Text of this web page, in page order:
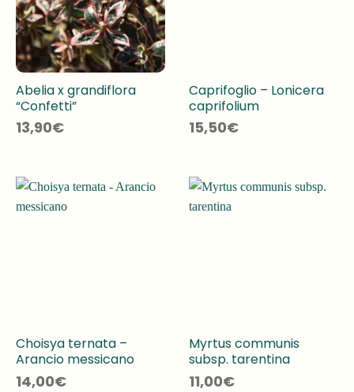
Abelia x grandiflora
“Confetti”
13,90€
Caprifoglio – Lonicera
caprifolium
15,50€
Choisya ternata –
Arancio messicano
14,00€
Myrtus communis
subsp. tarentina
11,00€